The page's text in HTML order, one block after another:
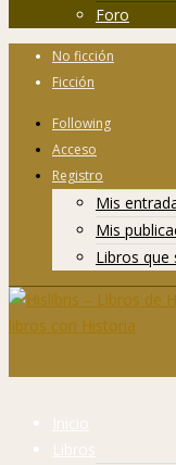
Foro
No ficción
Ficción
Following
Acceso
Registro
Mis
Mis
Libros que
Inicio
Libros